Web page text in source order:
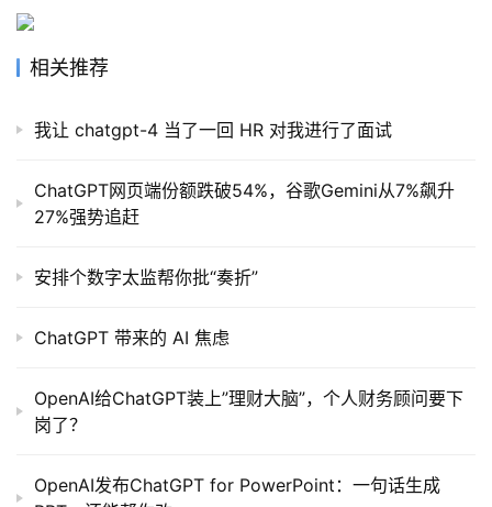
相关推荐
我让 chatgpt-4 当了一回 HR 对我进行了面试
ChatGPT网页端份额跌破54%，谷歌Gemini从7%飙升
27%强势追赶
安排个数字太监帮你批“奏折”
ChatGPT 带来的 AI 焦虑
OpenAI给ChatGPT装上”理财大脑”，个人财务顾问要下
岗了？
OpenAI发布ChatGPT for PowerPoint：一句话生成